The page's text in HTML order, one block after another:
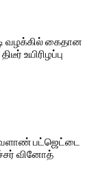
வழக்கில் கைதான
உயிரிழப்பு
பட்​ஜெட்டை
வினோத்